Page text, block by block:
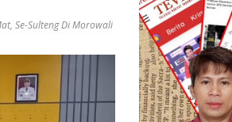
, Se-Sulteng Di Morowali